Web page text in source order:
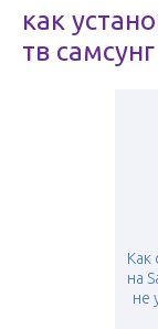
как
тв самсунг
Как
на
не